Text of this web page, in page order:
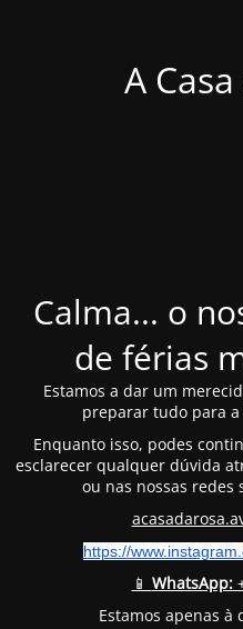
A
Calma... o
de férias
Estamos a dar um
preparar tudo para
Enquanto isso, podes
esclarecer qualquer dúvida
ou nas nossas redes
https://
📱 WhatsApp:
Estamos apenas à